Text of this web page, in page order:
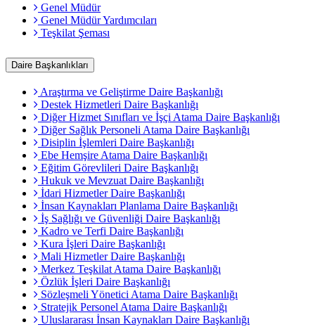
Genel Müdür
Genel Müdür Yardımcıları
Teşkilat Şeması
Daire Başkanlıkları
Araştırma ve Geliştirme Daire Başkanlığı
Destek Hizmetleri Daire Başkanlığı
Diğer Hizmet Sınıfları ve İşçi Atama Daire Başkanlığı
Diğer Sağlık Personeli Atama Daire Başkanlığı
Disiplin İşlemleri Daire Başkanlığı
Ebe Hemşire Atama Daire Başkanlığı
Eğitim Görevlileri Daire Başkanlığı
Hukuk ve Mevzuat Daire Başkanlığı
İdari Hizmetler Daire Başkanlığı
İnsan Kaynakları Planlama Daire Başkanlığı
İş Sağlığı ve Güvenliği Daire Başkanlığı
Kadro ve Terfi Daire Başkanlığı
Kura İşleri Daire Başkanlığı
Mali Hizmetler Daire Başkanlığı
Merkez Teşkilat Atama Daire Başkanlığı
Özlük İşleri Daire Başkanlığı
Sözleşmeli Yönetici Atama Daire Başkanlığı
Stratejik Personel Atama Daire Başkanlığı
Uluslararası İnsan Kaynakları Daire Başkanlığı